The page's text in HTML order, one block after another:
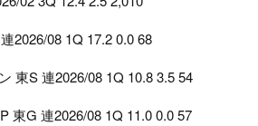
2026/08 1Q 17.2 0.0 68
東S 連2026/08 1Q 10.8 3.5 54
東G 連2026/08 1Q 11.0 0.0 57